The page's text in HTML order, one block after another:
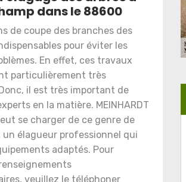
dans le 88600
de coupe des branches des
pour éviter les
En effet, ces travaux
particulièrement très
il est très important de
en la matière. MEINHARDT
se charger de ce genre de
un élagueur professionnel qui
adaptés. Pour
veuillez le téléphoner